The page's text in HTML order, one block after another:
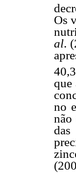
Os
al.
que
no
não